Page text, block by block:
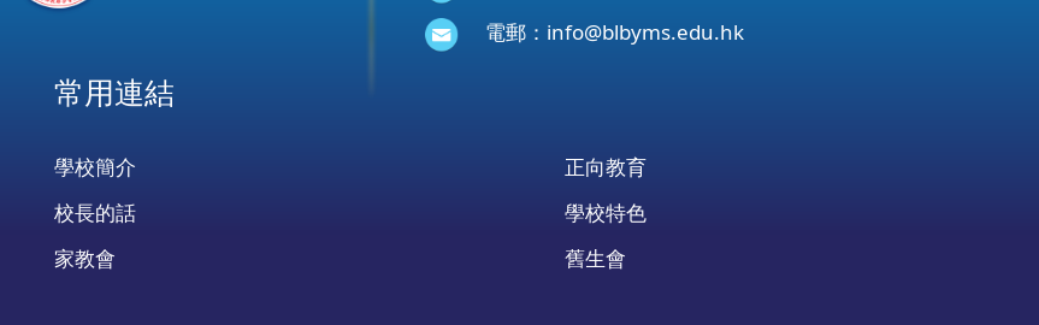
電郵： info@blbyms.edu.hk
常用連結
學校簡介 正向教育
校長的話
學校特色
家教會
舊生會